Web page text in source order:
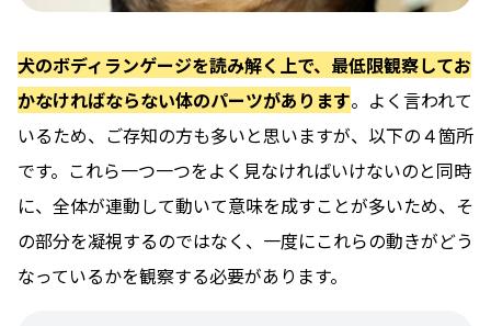
犬のボディランゲージを読み解く上で、最低限観察してお
かなければならない体のパーツがあります。よく言われて
いるため、ご存知の方も多いと思いますが、以下の４箇所
です。 これら一つ一つをよく見なければいけないのと同時
に、全体が連動して動いて意味を成すことが多いため、そ
の部分を凝視するのではなく、一度にこれらの動きがどう
なっているかを観察する必要があります。